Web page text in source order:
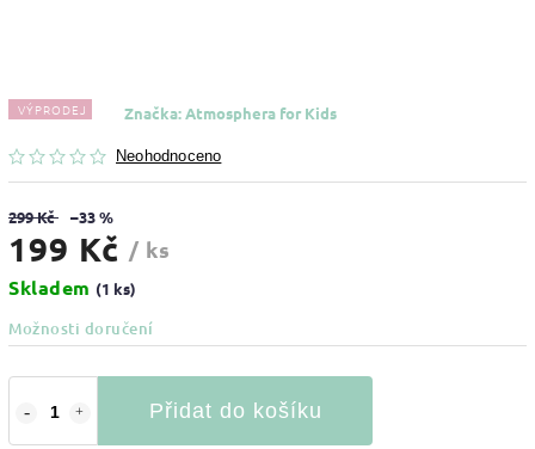
VÝPRODEJ
Neohodnoceno
Značka:Atmosphera for Kids
299 Kč –33 %
199 Kč / ks
Skladem (1 ks)
Možnosti doručení
Přidat do košíku